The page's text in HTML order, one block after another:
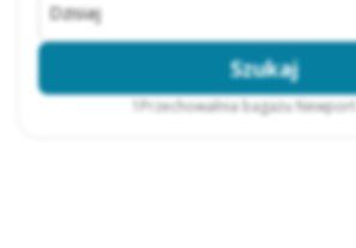
Dzisiaj
Szukaj
Przechowalnia bagażu Newport